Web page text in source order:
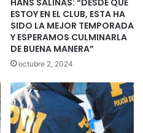
ESTOY EN EL CLUB, ESTA HA
SIDO LA MEJOR TEMPORADA
Y ESPERAMOS CULMINARLA
DE BUENA MANERA”
octubre 2, 2024